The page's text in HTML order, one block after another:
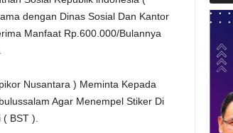
dengan Dinas Sosial Dan Kantor
Manfaat Rp.600.000/Bulannya
Nusantara ) Meminta Kepada
Agar Menempel Stiker Di
BST ).